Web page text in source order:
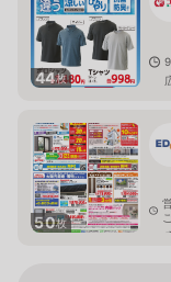
44枚
50枚